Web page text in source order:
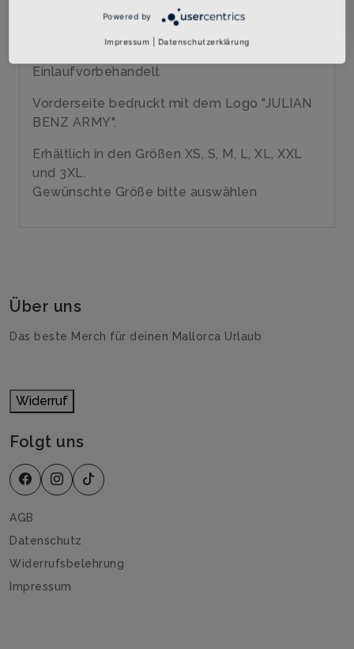
100% Baumwolle, ringgesponnenes Jersey
Einlaufvorbehandelt
Vorderseite bedruckt mit dem Logo "JULIAN
BENZ ARMY".
Erhältlich in den Größen XS, S, M, L, XL, XXL
und 3XL.
Gewünschte Größe bitte auswählen
Über uns
Das beste Merch für deinen Mallorca Urlaub
Widerruf
Folgt uns
AGB
Datenschutz
Widerrufsbelehrung
Impressum
Powered by
Impressum Datenschutzerklärung